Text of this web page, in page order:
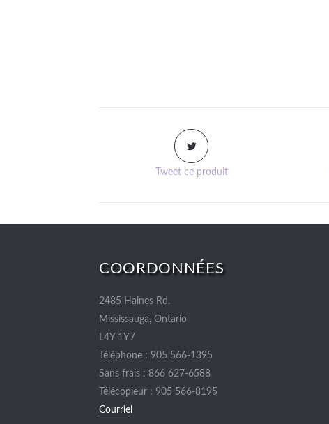
Tweet ce produit
COORDONNÉES
2485 Haines Rd.
Mississauga, Ontario
L4Y 1Y7
Téléphone : 905 566-1395
Sans frais : 866 627-6588
Télécopieur : 905 566-8195
Courriel